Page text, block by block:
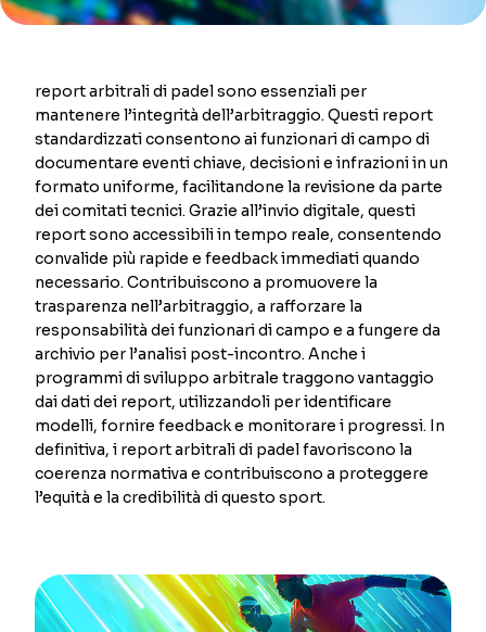
report arbitrali di padel sono essenziali per
mantenere l’integrità dell’arbitraggio. Questi report
standardizzati consentono ai funzionari di campo di
documentare eventi chiave, decisioni e infrazioni in un
formato uniforme, facilitandone la revisione da parte
dei comitati tecnici. Grazie all’invio digitale, questi
report sono accessibili in tempo reale, consentendo
convalide più rapide e feedback immediati quando
necessario. Contribuiscono a promuovere la
trasparenza nell’arbitraggio, a rafforzare la
responsabilità dei funzionari di campo e a fungere da
archivio per l’analisi post-incontro. Anche i
programmi di sviluppo arbitrale traggono vantaggio
dai dati dei report, utilizzandoli per identificare
modelli, fornire feedback e monitorare i progressi. In
definitiva, i report arbitrali di padel favoriscono la
coerenza normativa e contribuiscono a proteggere
l’equità e la credibilità di questo sport.